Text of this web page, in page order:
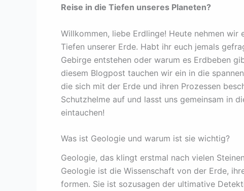
Reise in die Tiefen unseres Planeten?
Willkommen, liebe Erdlinge! Heute nehmen
Tiefen unserer Erde. Habt ihr euch jemals
Gebirge entstehen oder warum es Erdbeben
diesem Blogpost tauchen wir ein in die
die sich mit der Erde und ihren Prozessen
Schutzhelme auf und lasst uns gemeinsam in
eintauchen!
Was ist Geologie und warum ist sie wichtig?
Geologie, das klingt erstmal nach vielen
Geologie ist die Wissenschaft von der Erde,
formen. Sie ist sozusagen der ultimative